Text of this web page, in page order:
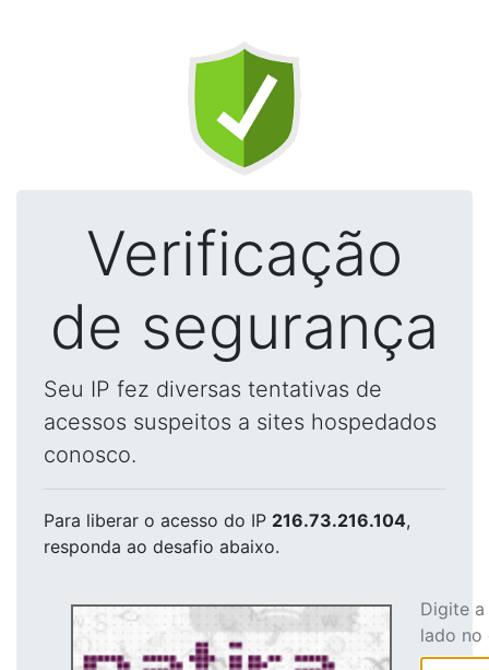
Verificação
de segurança
Seu IP fez diversas tentativas de
acessos suspeitos a sites hospedados
conosco.
Para liberar o acesso do IP 216.73.216.104,
responda ao desafio abaixo.
Digite
lado no